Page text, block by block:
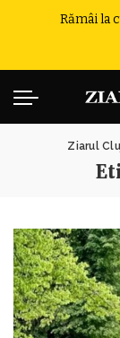
Rămâi la
Ziarul